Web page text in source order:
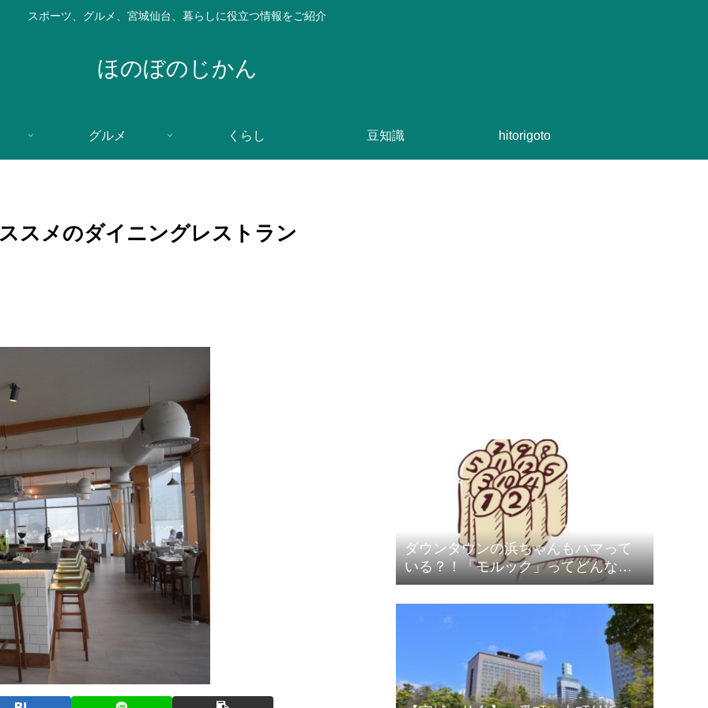
スポーツ、グルメ、宮城仙台、暮らしに役立つ情報をご紹介
ほのぼのじかん
グルメ くらし 豆知識 hitorigoto
スメのダイニングレストラン
ダウンタウンの浜ちゃんもハマって
いる？！「モルック」ってどんなス
ポーツ？